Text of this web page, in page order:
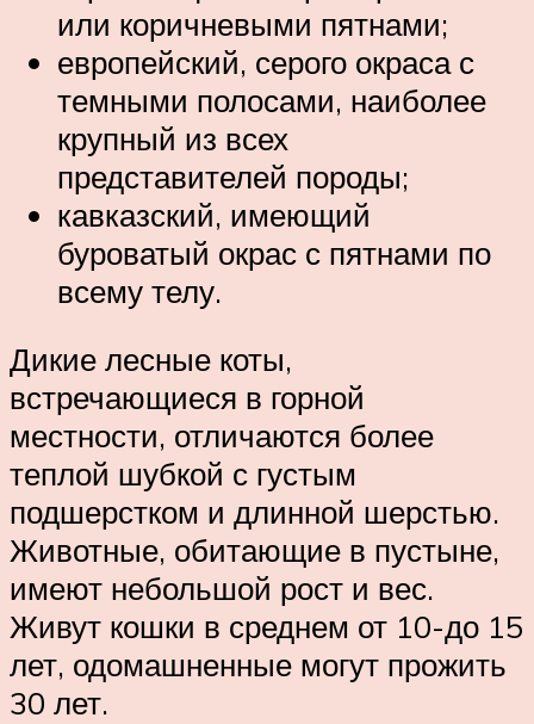
или коричневыми пятнами;
европейский, серого окраса с
темными полосами, наиболее
крупный из всех
представителей породы;
кавказский, имеющий
буроватый окрас с пятнами по
всему телу.
Дикие лесные коты,
встречающиеся в горной
местности, отличаются более
теплой шубкой с густым
подшерстком и длинной шерстью.
Животные, обитающие в пустыне,
имеют небольшой рост и вес.
Живут кошки в среднем от 10-до 15
лет, одомашненные могут прожить
30 лет.